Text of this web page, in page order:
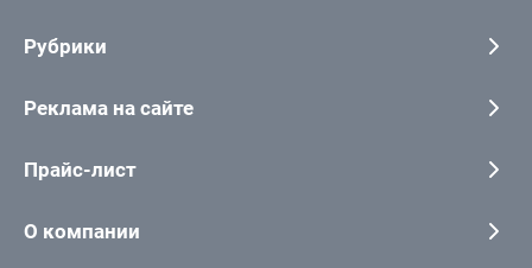
Рубрики
Реклама на сайте
Прайс-лист
О компании